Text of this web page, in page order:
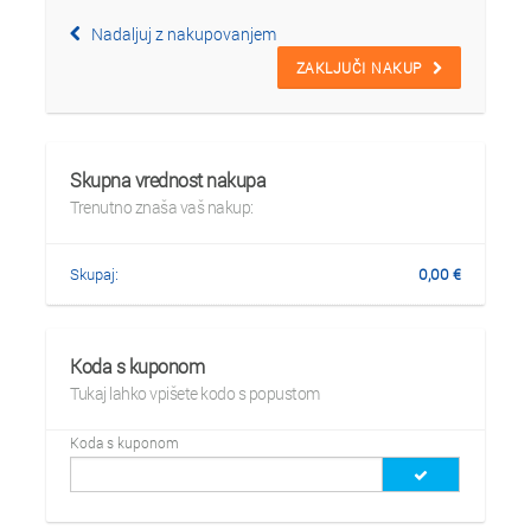
Nadaljuj z nakupovanjem
ZAKLJUČI NAKUP
Skupna vrednost nakupa
Trenutno znaša vaš nakup:
Skupaj: 0,00€
Koda s kuponom
Tukaj lahko vpišete kodo s popustom
Koda s kuponom